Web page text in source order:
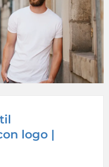
logo |